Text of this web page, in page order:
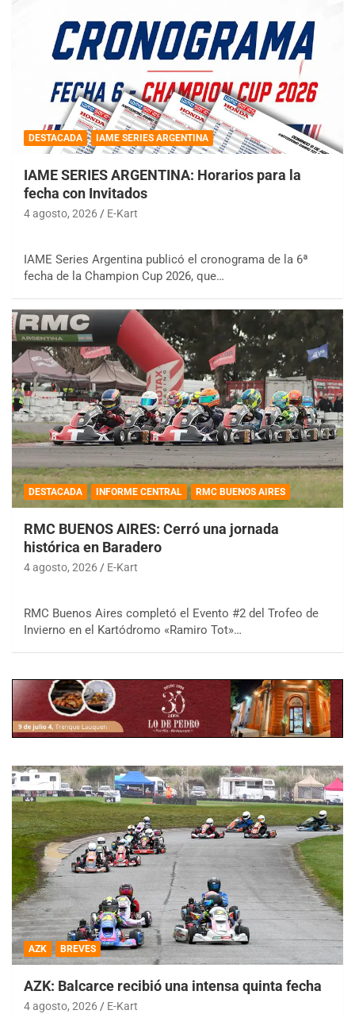
DESTACADA IAME SERIES ARGENTINA
IAME SERIES ARGENTINA: Horarios para la
fecha con Invitados
4 agosto, 2026 E-Kart
IAME Series Argentina publicó el cronograma de la 6ª
fecha de la Champion Cup 2026, que…
DESTACADA INFORME CENTRAL RMC BUENOS AIRES
RMC BUENOS AIRES: Cerró una jornada
histórica en Baradero
4 agosto, 2026 E-Kart
RMC Buenos Aires completó el Evento #2 del Trofeo de
Invierno en el Kartódromo «Ramiro Tot»…
AZK BREVES
AZK: Balcarce recibió una intensa quinta fecha
4 agosto, 2026 E-Kart